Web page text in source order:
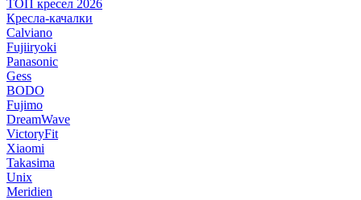
ТОП кресел 2026
Кресла-качалки
Calviano
Fujiiryoki
Panasonic
Gess
BODO
Fujimo
DreamWave
VictoryFit
Xiaomi
Takasima
Unix
Meridien